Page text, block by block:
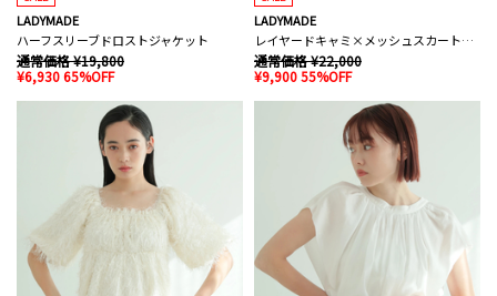
LADYMADE
ハーフスリーブドロストジャケット
通常価格 ¥19,800
¥6,930 65%OFF
LADYMADE
レイヤードキャミ×メッシュスカートセット
通常価格 ¥22,000
¥9,900 55%OFF